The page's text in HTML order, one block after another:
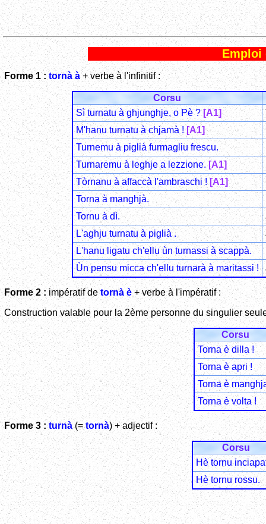
Forme 1 : tornà à+ verbe à l'infinitif :
Corsu
Sì turnatu à ghjunghje, o Pè ?[A1]
M'hanu turnatu à chjamà ! [A1]
Turnemu à piglià furmagliu frescu.
Turnaremu à leghje a lezzione. [A1]
Tòrnanu à affaccà l'ambraschi ![A1]
Torna à manghjà.
Tornu à dì.
L'aghju turnatu à piglià .
L'hanu ligatu ch'ellu ùn turnassi à scappà.
Ùn pensu micca ch'ellu turnarà à maritassi !
Forme 2 :impératif detornà è+ verbe à l'impératif :
Construction valable pour la 2ème personne du singulier
Corsu
Torna è dilla !
Torna è apri !
Torna è
Torna è volta !
Forme 3 : turnà(=tornà) + adjectif :
Corsu
Hè tornu
Hè tornu rossu.